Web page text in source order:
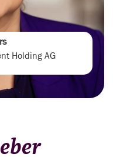
Holding AG